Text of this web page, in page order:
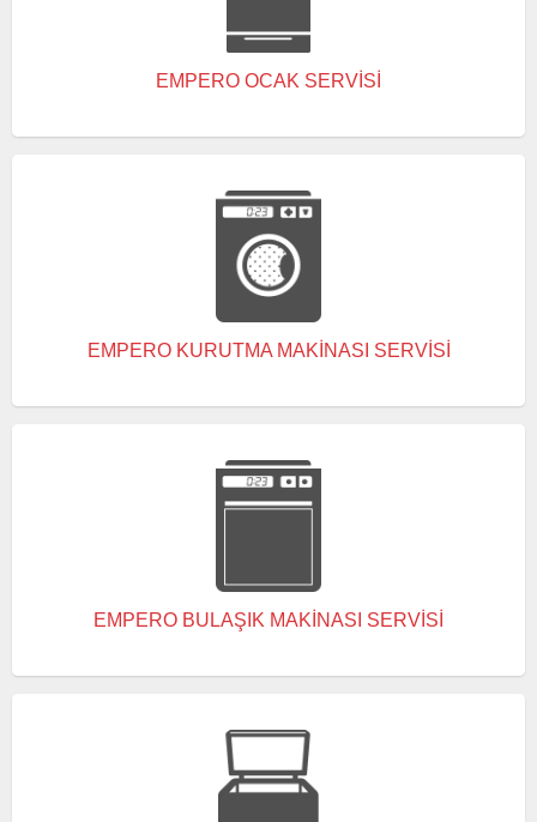
EMPERO OCAK SERVISI
EMPERO KURUTMA MAKINASI SERVISI
EMPERO BULAŞIK MAKINASI SERVISI